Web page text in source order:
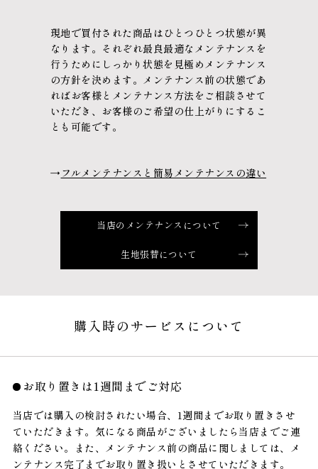
現地で買付された商品はひとつひとつ状態が異
なります。 それぞれ最良最適なメンテナンスを
行うために しっかり状態を見極めメンテナンス
の方針を決めます。 メンテナンス前の状態であ
ればお客様とメンテナンス方法をご相談させて
いただき、 お客様のご希望の仕上がりにするこ
とも可能です。
→ フルメンテナンスと簡易メンテナンスの違い
当店のメンテナンスについて
生地張替について
購入時のサービスについて
お取り置きは1週間までご対応
当店では購入の検討されたい場合、1週間までお取り置きさせ
ていただきます。気になる商品がございましたら当店までご連
絡ください。また、メンテナンス前の商品に関しましては、メ
ンテナンス完了までお取り置き扱いとさせていただきます。